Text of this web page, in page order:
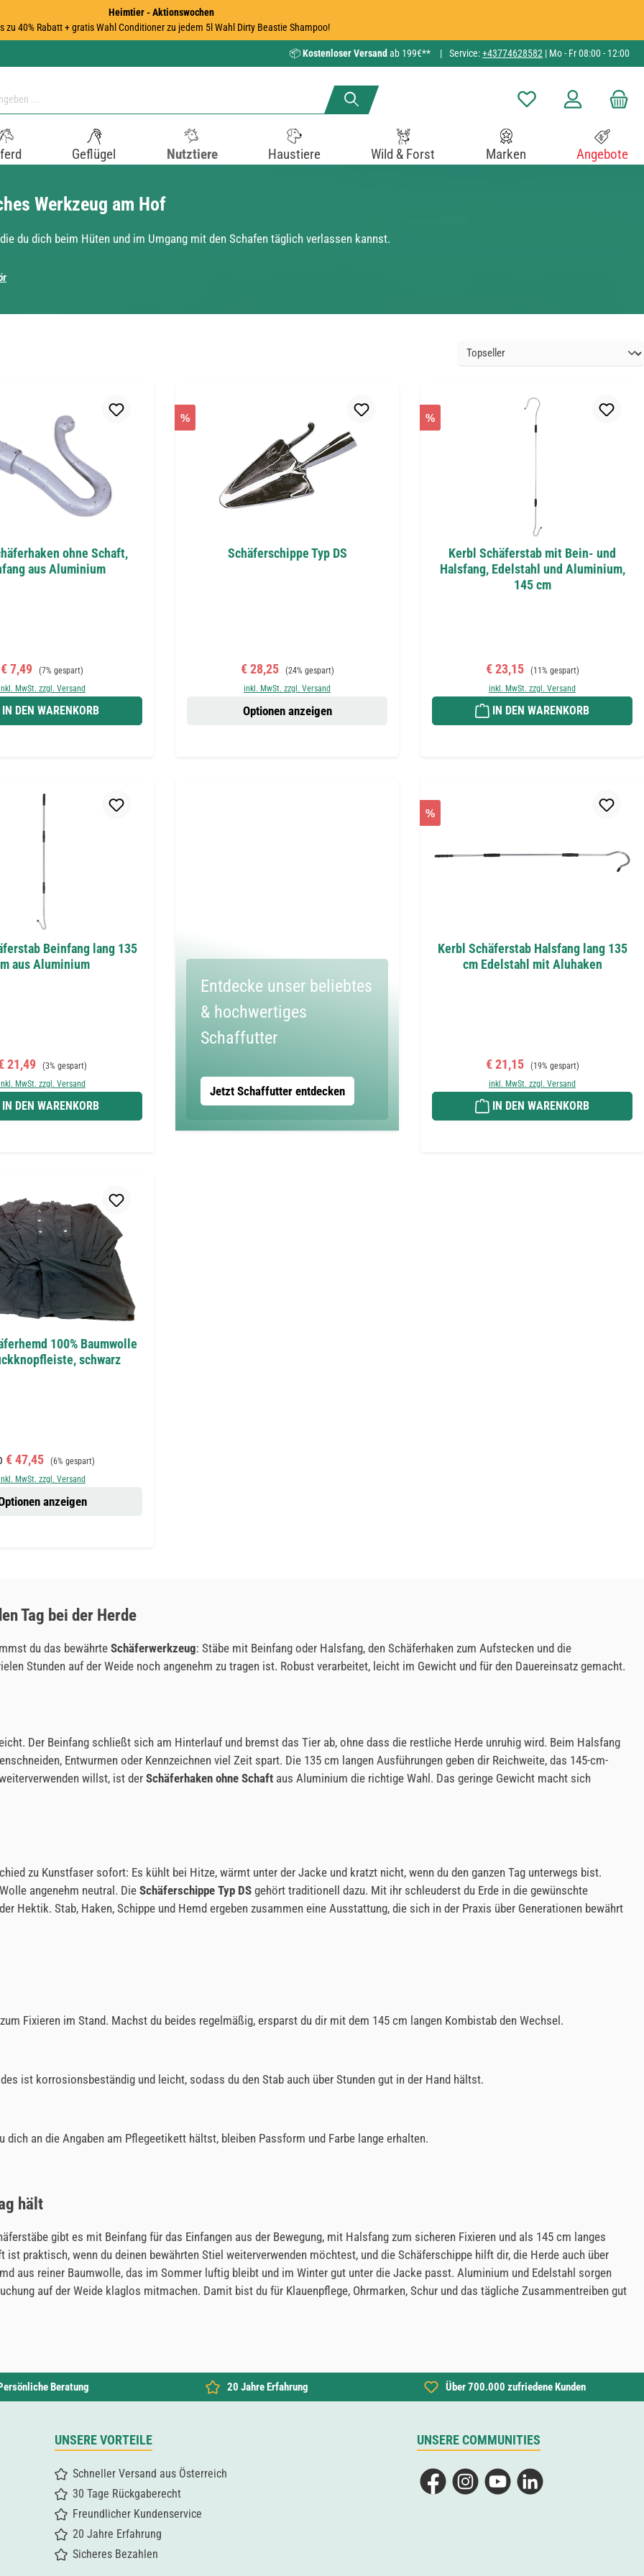
Heimtier - Aktionswochen
zu 40% Rabatt + gratis Wahl Conditioner zu jedem 5l Wahl Dirty Beastie Shampoo!
📦Kostenloser Versand ab 199€** | Service:+43774628582 | Mo - Fr 08:00 - 12:00
Du hast 0 Produkte auf
Geflügel Nutztiere Haustiere Wild & Forst Marken Angebote
Werkzeug am Hof
du dich beim Hüten und im Umgang mit den Schafen täglich verlassen kannst.
ohne Schaft,
aus Aluminium
Verkaufspreis:
€ 7,49 Regulärer Preis:
(7% gespart)
MwSt. zzgl. Versand
IN DEN WARENKORB
%
Schäferschippe Typ DS
Verkaufspreis:
€ 28,25 Regulärer Preis:
(24% gespart)
inkl. MwSt. zzgl. Versand
Optionen anzeigen
%
Kerbl Schäferstab mit Bein- und
Halsfang, Edelstahl und Aluminium,
145 cm
Verkaufspreis:
€ 23,15 Regulärer Preis:
(11% gespart)
inkl. MwSt. zzgl. Versand
IN DEN WARENKORB
Beinfang lang 135
aus Aluminium
21,49 Regulärer Preis:
(3% gespart)
MwSt. zzgl. Versand
IN DEN WARENKORB
Entdecke unser beliebtes
& hochwertiges
Schaffutter
Jetzt Schaffutter entdecken
%
Kerbl Schäferstab Halsfang lang 135
cm Edelstahl mit Aluhaken
Verkaufspreis:
€ 21,15 Regulärer Preis:
(19% gespart)
inkl. MwSt. zzgl. Versand
IN DEN WARENKORB
100% Baumwolle
schwarz
€ 47,45 Regulärer Preis:
(6% gespart)
MwSt. zzgl. Versand
anzeigen
Tag bei der Herde
du das bewährte Schäferwerkzeug: Stäbe mit Beinfang oder Halsfang, den Schäferhaken zum Aufstecken und die
Stunden auf der Weide noch angenehm zu tragen ist. Robust verarbeitet, leicht im Gewicht und für den Dauereinsatz gemacht.
Der Beinfang schließt sich am Hinterlauf und bremst das Tier ab, ohne dass die restliche Herde unruhig wird. Beim Halsfang
Entwurmen oder Kennzeichnen viel Zeit spart. Die 135 cm langen Ausführungen geben dir Reichweite, das 145-cm-
willst, ist der Schäferhaken ohne Schaft aus Aluminium die richtige Wahl. Das geringe Gewicht macht sich
zu Kunstfaser sofort: Es kühlt bei Hitze, wärmt unter der Jacke und kratzt nicht, wenn du den ganzen Tag unterwegs bist.
angenehm neutral. Die Schäferschippe Typ DS gehört traditionell dazu. Mit ihr schleuderst du Erde in die gewünschte
Hektik. Stab, Haken, Schippe und Hemd ergeben zusammen eine Ausstattung, die sich in der Praxis über Generationen bewährt
Fixieren im Stand. Machst du beides regelmäßig, ersparst du dir mit dem 145 cm langen Kombistab den Wechsel.
ist korrosionsbeständig und leicht, sodass du den Stab auch über Stunden gut in der Hand hältst.
an die Angaben am Pflegeetikett hältst, bleiben Passform und Farbe lange erhalten.
hält
gibt es mit Beinfang für das Einfangen aus der Bewegung, mit Halsfang zum sicheren Fixieren und als 145 cm langes
praktisch, wenn du deinen bewährten Stiel weiterverwenden möchtest, und die Schäferschippe hilft dir, die Herde auch über
aus reiner Baumwolle, das im Sommer luftig bleibt und im Winter gut unter die Jacke passt. Aluminium und Edelstahl sorgen
auf der Weide klaglos mitmachen. Damit bist du für Klauenpflege, Ohrmarken, Schur und das tägliche Zusammentreiben gut
Beratung 20 Jahre Erfahrung Über 700.000 zufriedene Kunden
UNSERE VORTEILE
Schneller Versand aus Österreich
30 Tage Rückgaberecht
Freundlicher Kundenservice
20 Jahre Erfahrung
Sicheres Bezahlen
UNSERE COMMUNITIES
FacebookInstagramYouTubeLinkedIn